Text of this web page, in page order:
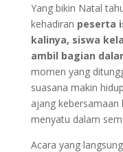
Yang bikin Natal
kehadiran peserta
kalinya, siswa
ambil bagian
momen yang
suasana makin
ajang
menyatu dalam
Acara yang